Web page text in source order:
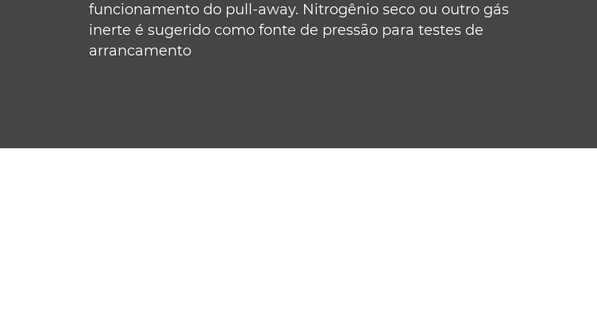
funcionamento do pull-away. Nitrogênio seco ou outro gás
inerte é sugerido como fonte de pressão para testes de
arrancamento